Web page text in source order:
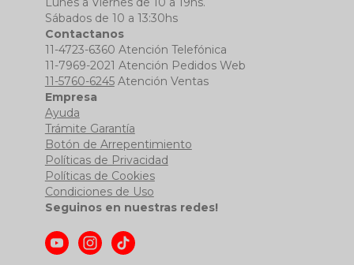
Sábados de 10 a 13:30hs
Contactanos
11-4723-6360 Atención Telefónica
11-7969-2021 Atención Pedidos Web
11-5760-6245Atención Ventas
Empresa
Ayuda
Trámite Garantía
Botón de Arrepentimiento
Políticas de Privacidad
Políticas de Cookies
Condiciones de Uso
Seguinos en nuestras redes!